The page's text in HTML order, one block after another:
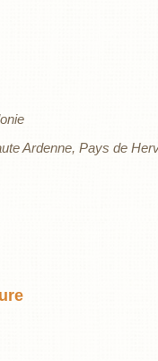
Ardenne Pays de